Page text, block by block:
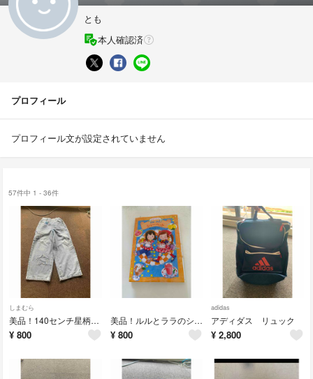
とも
本人確認済
プロフィール
プロフィール文が設定されていません
57件中 1 - 36件
しまむら
美品！140センチ星柄デニム
¥ 800
美品！ルルとララのシャーベット
¥ 800
adidas
アディダス リュック
¥ 2,800